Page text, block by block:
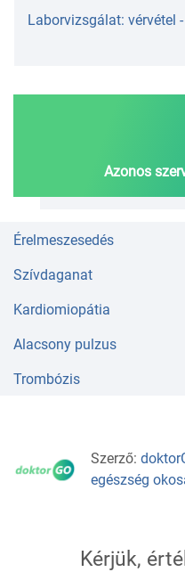
Laborvizsgálat: vérvétel
Azonos
Érelmeszesedés
Szívdaganat
Kardiomiopátia
Alacsony pulzus
Trombózis
Szerző:
egészség
Kérjük,